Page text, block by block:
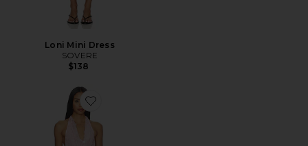
Loni Mini Dress
SOVERE
$138
Favorite Elkie Halter Mini Dress